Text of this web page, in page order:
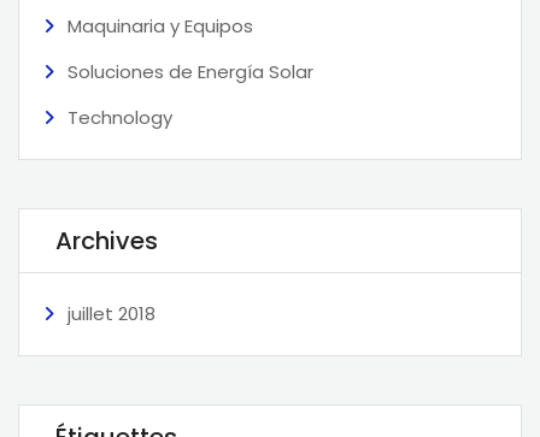
Maquinaria y Equipos
Soluciones de Energía Solar
Technology
Archives
juillet 2018